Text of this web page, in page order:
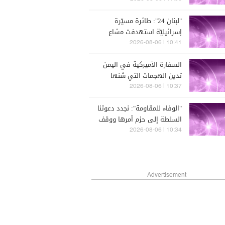
"لبنان 24": طائرة مسيّرة
إسرائيليّة استهدفت مشاع
ميفدون ومعلومات عن
10:41 | 2026-08-06
السفارة الأميركية في اليمن
تدين الهجمات التي شنها
الحوثيون اليوم في حضر موت
10:37 | 2026-08-06
"الوفاء للمقاومة": نجدد دعوتنا
السلطة إلى حزم أمرها ووقف
التفاوض مع العدو لوقف
10:34 | 2026-08-06
Advertisement